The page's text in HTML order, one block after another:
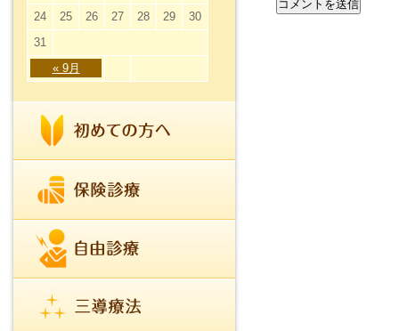
« 9月
24
25 26 27 28 29
30
31